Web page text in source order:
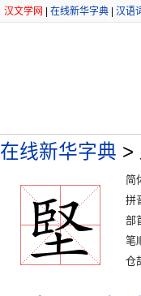
汉文学网 在线新华字典 汉语
在线新华字典 >
简
拼
部
笔
仓